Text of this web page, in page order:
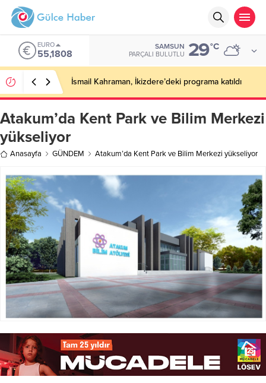
EURO
55,1808
SAMSUN
PARÇALI BULUTLU 29°C
İsmail Kahraman, İkizdere’deki programa katıldı
Atakum’da Kent Park ve Bilim Merkezi
yükseliyor
Anasayfa GÜNDEM Atakum’da Kent Park ve Bilim Merkezi yükseliyor